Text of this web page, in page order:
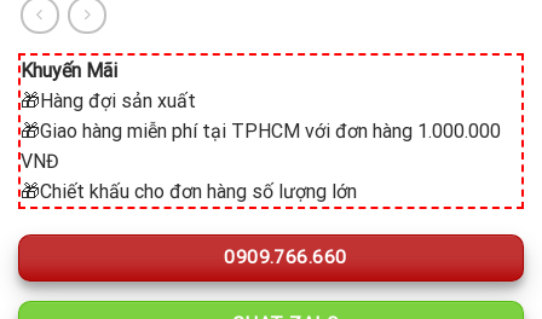
Khuyến Mãi
🎁Hàng đợi sản xuất
🎁Giao hàng miễn phí tại TPHCM với đơn hàng 1.000.000
VNĐ
🎁Chiết khấu cho đơn hàng số lượng lớn
0909.766.660